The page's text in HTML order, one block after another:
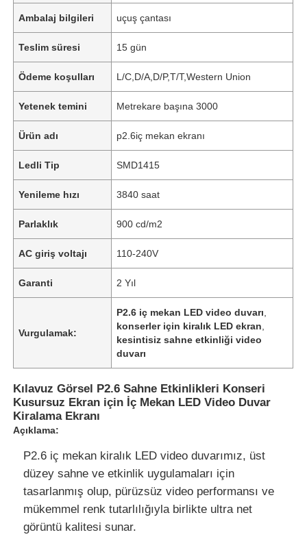
Ambalaj bilgileri uçuş çantası
Teslim süresi 15 gün
Ödeme koşulları L/C,D/A,D/P,T/T,Western Union
Yetenek temini Metrekare başına 3000
Ürün adı p2.6iç mekan ekranı
Ledli Tip SMD1415
Yenileme hızı 3840 saat
Parlaklık 900 cd/m2
AC giriş voltajı 110-240V
Garanti 2 Yıl
Vurgulamak:
P2.6 iç mekan LED video duvarı
konserler için kiralık LED ekran
kesintisiz sahne etkinliği video
duvarı
Kılavuz Görsel P2.6 Sahne Etkinlikleri Konseri
Kusursuz Ekran için İç Mekan LED Video Duvar
Kiralama Ekranı
Açıklama:
P2.6 iç mekan kiralık LED video duvarımız, üst
düzey sahne ve etkinlik uygulamaları için
tasarlanmış olup, pürüzsüz video performansı ve
mükemmel renk tutarlılığıyla birlikte ultra net
görüntü kalitesi sunar.